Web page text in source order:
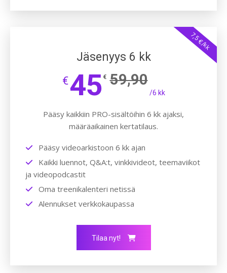
7,5 €/kk
Jäsenyys 6 kk
€45 € 59,90
/6 kk
Pääsy kaikkiin PRO-sisältöihin 6 kk ajaksi,
määräaikainen kertatilaus.
Pääsy videoarkistoon 6 kk ajan
Kaikki luennot, Q&A:t, vinkkivideot, teemaviikot
ja videopodcastit
Oma treenikalenteri netissä
Alennukset verkkokaupassa
Tilaa nyt!